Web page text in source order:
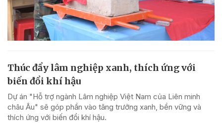
Thúc đẩy lâm nghiệp xanh, thích ứng với
biến đổi khí hậu
Dự án "Hỗ trợ ngành Lâm nghiệp Việt Nam của Liên minh
châu Âu" sẽ góp phần vào tăng trưởng xanh, bền vững và
thích ứng với biến đổi khí hậu.